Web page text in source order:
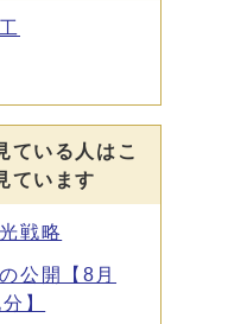
ている人はこ
ています
戦略
公開【8月
】